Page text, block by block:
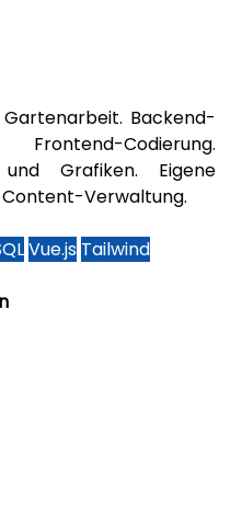
Backend-
Codierung.
Grafiken. Eigene
Verwaltung.
Vue.js Tailwind